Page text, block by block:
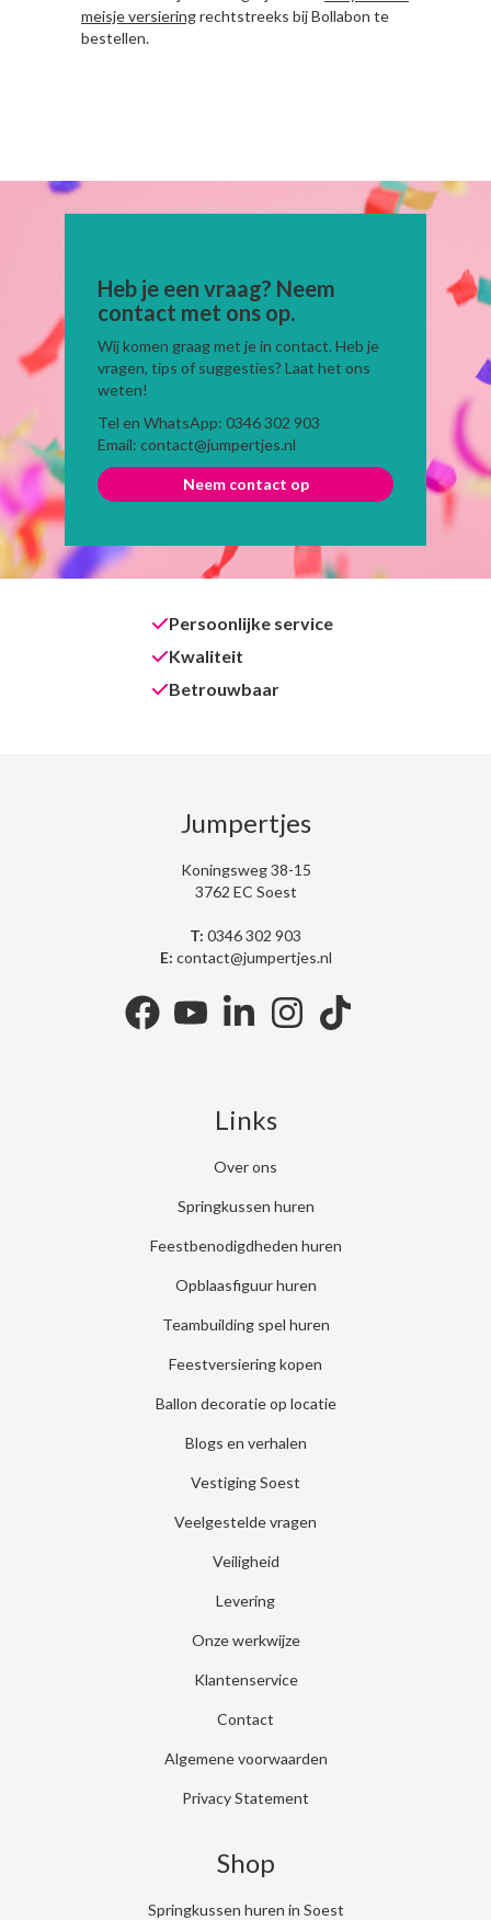
meisje versieringrechtstreeks bij Bollabon te
bestellen.
Heb je een vraag? Neem
contact met ons op.
Wij komen graag met je in contact. Heb je
vragen, tips of suggesties? Laat het ons
weten!
Tel en WhatsApp: 0346 302 903
Email: contact@jumpertjes.nl
Neem contact op
Persoonlijke service
Kwaliteit
Betrouwbaar
Jumpertjes
Koningsweg 38-15
3762 EC Soest
T: 0346 302 903
E: contact@jumpertjes.nl
Links
Over ons
Springkussen huren
Feestbenodigdheden huren
Opblaasfiguur huren
Teambuilding spel huren
Feestversiering kopen
Ballon decoratie op locatie
Blogs en verhalen
Vestiging Soest
Veelgestelde vragen
Veiligheid
Levering
Onze werkwijze
Klantenservice
Contact
Algemene voorwaarden
Privacy Statement
Shop
Springkussen huren in Soest